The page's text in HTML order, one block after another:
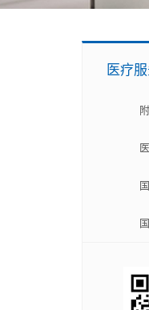
医疗